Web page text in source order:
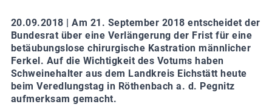
20.09.2018 | Am 21. September 2018 entscheidet der
Bundesrat über eine Verlängerung der Frist für eine
betäubungslose chirurgische Kastration männlicher
Ferkel. Auf die Wichtigkeit des Votums haben
Schweinehalter aus dem Landkreis Eichstätt heute
beim Veredlungstag in Röthenbach a. d. Pegnitz
aufmerksam gemacht.